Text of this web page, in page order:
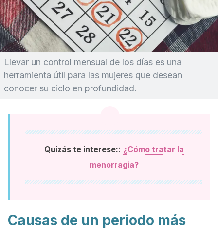
Llevar un control mensual de los días es una
herramienta útil para las mujeres que desean
conocer su ciclo en profundidad.
Quizás te interese:: ¿Cómo tratar la
menorragia?
Causas de un periodo más